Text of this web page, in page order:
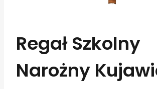
Regał Szkolny
Narożny